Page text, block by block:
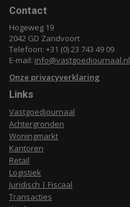
Contact
Hogeweg 19
2042 GD Zandvoort
Telefoon: +31 (0) 23 743 49 09
E-mail: info@vastgoedjournaal.nl
Onze privacyverklaring
Links
Vastgoedjournaal
Achtergronden
Woningmarkt
Kantoren
Retail
Logistiek
Juridisch | Fiscaal
Transacties